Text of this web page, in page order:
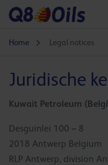
Home Legal notices
Juridische
Kuwait Petroleum
Desguinlei 100 – 8
2018 Antwerp Belgium
RLP Antwerp, division